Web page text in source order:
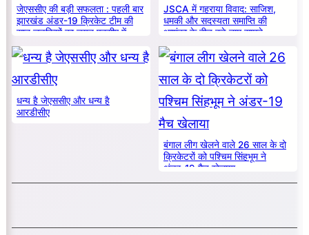
जेएससीए की बड़ी सफलता : पहली बार
झारखंड अंडर-19 क्रिकेट टीम की
सात लड़कियों का चयन एनसीए में
JSCA में गहराया विवाद: साजिश,
धमकी और सदस्यता समाप्ति की
आशंका के बीच बड़े नाम सामने
धन्य है जेएससीए और धन्य है
आरडीसीए
बंगाल लीग खेलने वाले 26 साल के दो
क्रिकेटरों को पश्चिम सिंहभूम ने
अंडर-19 मैच खेलाया